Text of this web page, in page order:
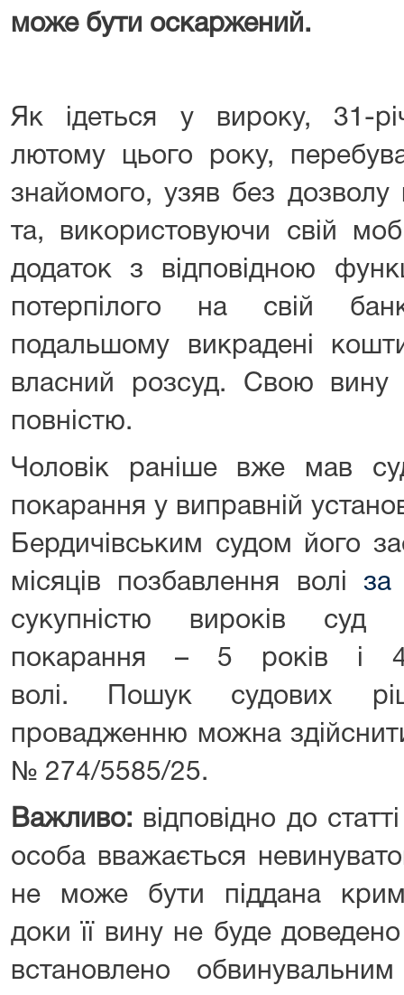
може бути оскаржений.
Як ідеться у вироку, 31-
лютому цього року,
знайомого, узяв без дозволу
та, використовуючи свій
додаток з відповідною
потерпілого на свій
подальшому викрадені
власний розсуд. Свою вину
повністю.
Чоловік раніше вже мав
покарання у виправній
Бердичівським судом його
місяців позбавлення волі за
сукупністю вироків суд
покарання – 5 років і 4
волі. Пошук судових
провадженню можна
№ 274/5585/25.
Важливо: відповідно до
особа вважається
не може бути піддана
доки її вину не буде
встановлено